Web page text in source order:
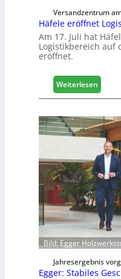
t
a
i
r
s
i
c
h
Versandzentrum
Häfele eröffnet
Am 17. Juli hat
Logistikbereich auf
eröffnet.
Weiterlesen
H
f
e
e
e
r
ö
f
f
n
e
t
L
Bild: Egger
Jahresergebnis
Egger: Stabiles